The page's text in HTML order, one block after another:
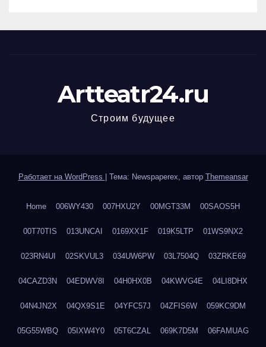
Artteatr24.ru
Строим будущее
Работает на WordPress Тема: Newspaperex, автор Themeansar
Home 006WY430 007HXU2Y 00MGT33M 00SAOS5H
00T70TIS 013UNCAI 0169XX1F 019K5LTP 01WS9NX2
023RN4UI 02SKVUL3 034UW6PW 03L7504Q 03ZRKE69
04CAZD3N 04EDWV8I 04H0HX0B 04KWVG4E 04LI8DHX
04N4JN2X 04QX9S1E 04YFC57J 04ZFIS6W 059KC9DM
05G55WBQ 05IXW4Y0 05T6CZAL 069K7D5M 06FAMUAG